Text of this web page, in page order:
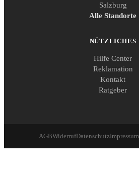
Salzburg
Alle Standorte
NÜTZLICHES
Hilfe Center
Reklamation
Kontakt
Ratgeber
AGBWiderrufDatenschutzImpressum